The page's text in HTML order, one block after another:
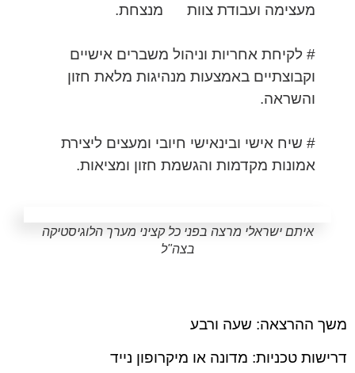
מעצימה ועבודת צוות מנצחת.
# לקיחת אחריות וניהול משברים אישיים
וקבוצתיים באמצעות מנהיגות מלאת חזון
והשראה.
# שיח אישי ובינאישי חיובי ומעצים ליצירת
אמונות מקדמות והגשמת חזון ומציאות.
איתם ישראלי מרצה בפני כל קציני מערך הלוגיסטיקה
בצה"ל
משך ההרצאה: שעה ורבע
דרישות טכניות: מדונה או מיקרופון נייד